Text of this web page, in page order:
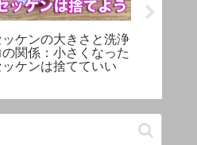
ッケンの大きさと洗浄
の関係：小さくなった
ッケンは捨てていい